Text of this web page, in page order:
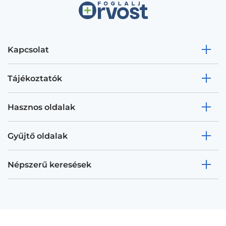
Kapcsolat
Tájékoztatók
Hasznos oldalak
Gyűjtő oldalak
Népszerű keresések